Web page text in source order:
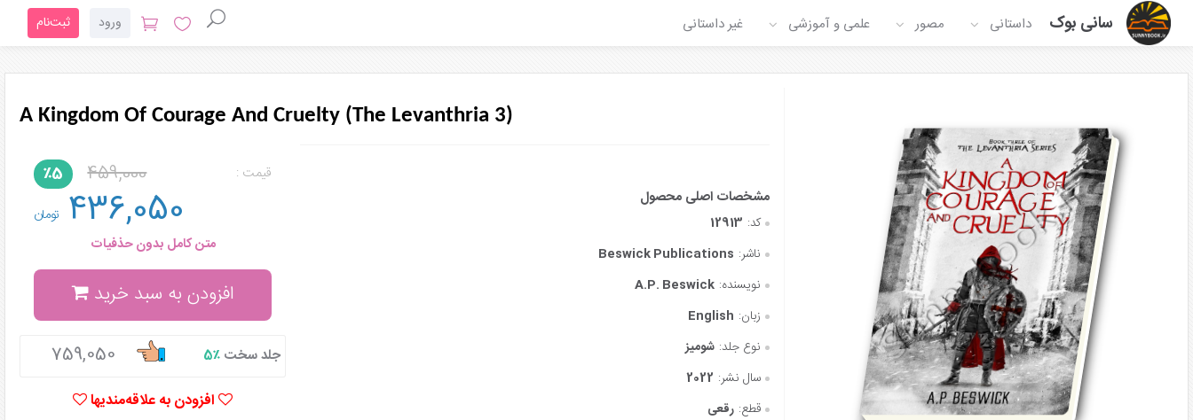
سانی بوک داستانی مصور علمی و آموزشی غیر داستانی ورود ثبت‌نام
A Kingdom Of Courage And Cruelty (The Levanthria 3)
کد: 12913
ناشر: Beswick Publications
نویسنده: A.P. Beswick
زبان: English
نوع جلد: شومیز
سال نشر: 2022
قطع: رقعی
قیمت : 459,000 ٪5
436,050 تومان
متن کامل بدون حذفیات
افزودن به سبد خرید
جلد سخت ٪5 759,050
افزودن به علاقه‌مندیها